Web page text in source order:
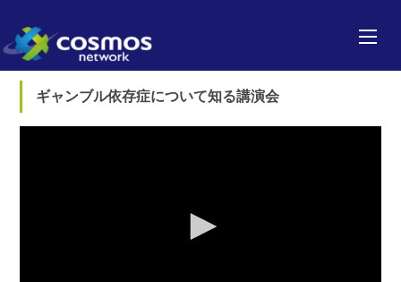
ギャンブル依存症について知る講演会